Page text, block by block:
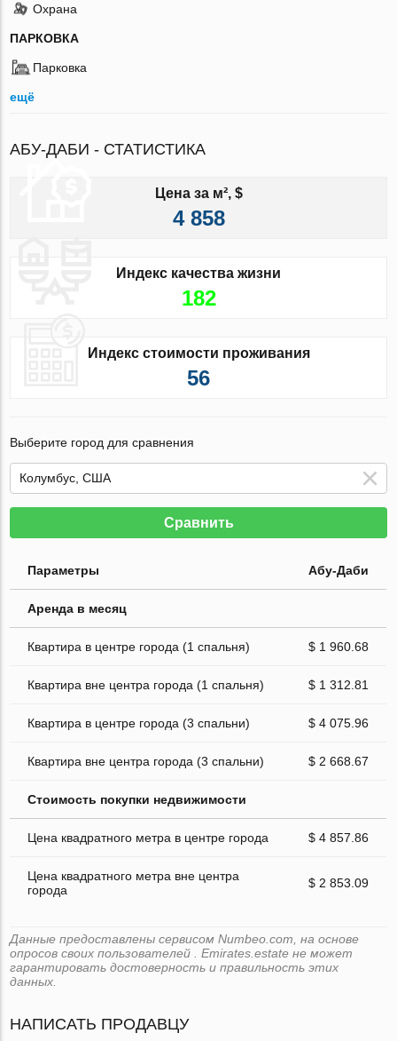
Охрана
ПАРКОВКА
Парковка
ещё
АБУ-ДАБИ - СТАТИСТИКА
Цена за м², $
4 858
Индекс качества жизни
182
Индекс стоимости проживания
56
Выберите город для сравнения
Сравнить
Параметры Абу-Даби
Аренда в месяц
Квартира в центре города (1 спальня) $ 1 960.68
Квартира вне центра города (1 спальня) $ 1 312.81
Квартира в центре города (3 спальни) $ 4 075.96
Квартира вне центра города (3 спальни) $ 2 668.67
Стоимость покупки недвижимости
Цена квадратного метра в центре города $ 4 857.86
Цена квадратного метра вне центра
города
$ 2 853.09
Данные предоставлены сервисом Numbeo.com, на основе
опросов своих пользователей . Emirates.estate не может
гарантировать достоверность и правильность этих
данных.
НАПИСАТЬ ПРОДАВЦУ